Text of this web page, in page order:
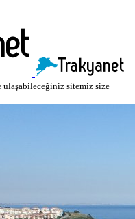
sitemiz size